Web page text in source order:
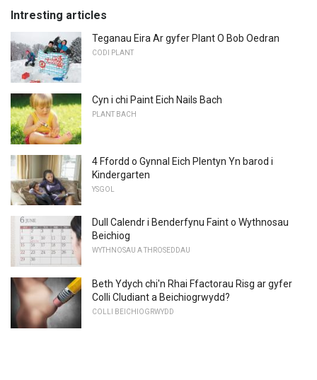
Intresting articles
Teganau Eira Ar gyfer Plant O Bob Oedran
CODI PLANT
Cyn i chi Paint Eich Nails Bach
PLANT BACH
4 Ffordd o Gynnal Eich Plentyn Yn barod i
Kindergarten
YSGOL
Dull Calendr i Benderfynu Faint o Wythnosau
Beichiog
WYTHNOSAU A THROSEDDAU
Beth Ydych chi'n Rhai Ffactorau Risg ar gyfer
Colli Cludiant a Beichiogrwydd?
COLLI BEICHIOGRWYDD